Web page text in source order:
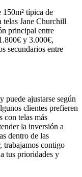
típica de
telas Jane Churchill
principal entre
y 3.000€,
secundarios entre
puede ajustarse según
clientes prefieren
con telas más
la inversión a
dentro de las
trabajamos contigo
tus prioridades y